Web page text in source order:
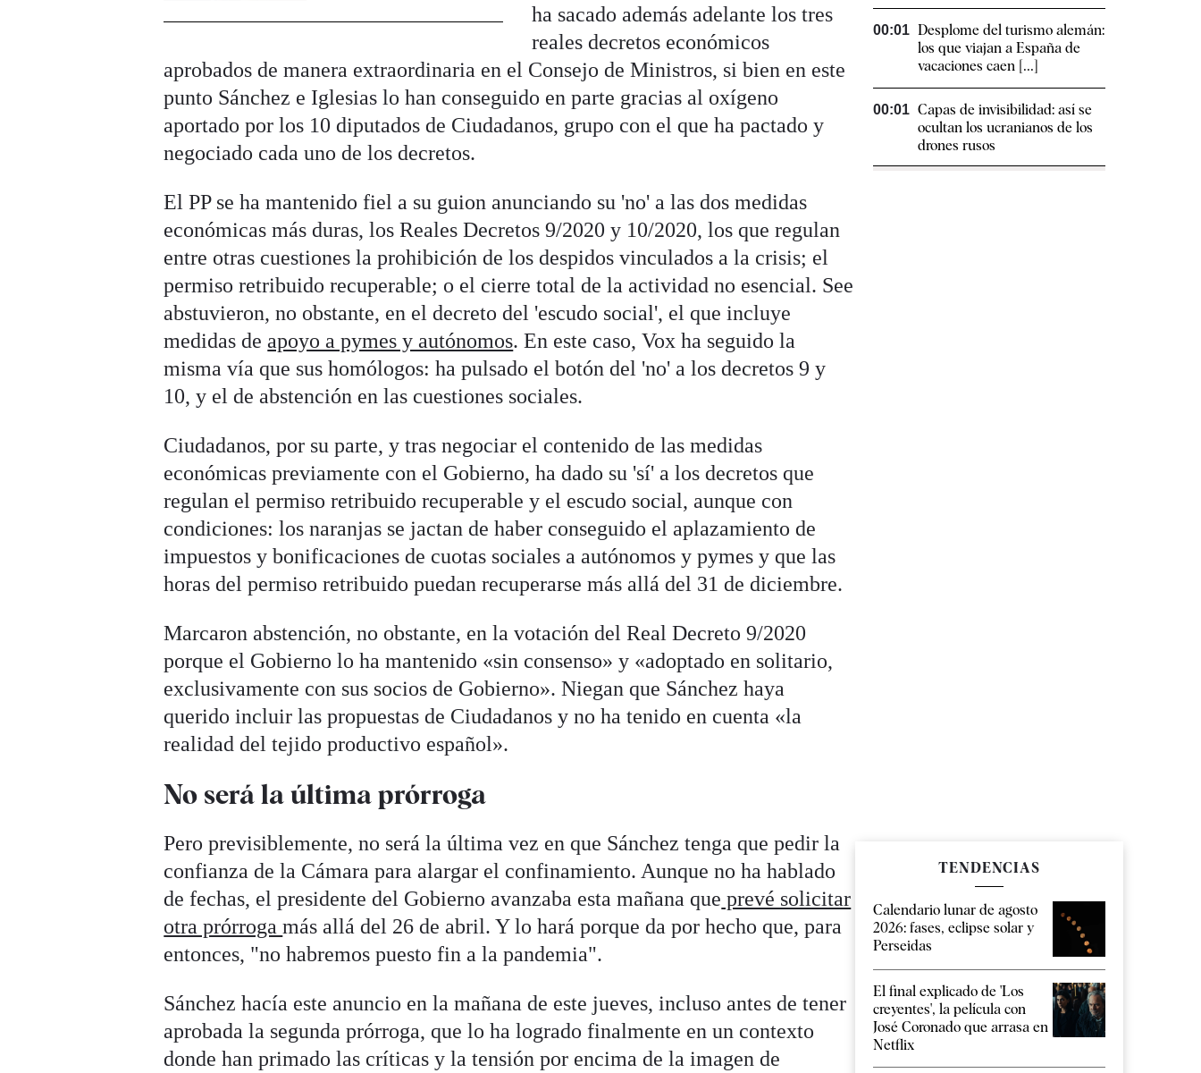
ha sacado además adelante los tres
reales decretos económicos
aprobados de manera extraordinaria en el Consejo de Ministros, si bien en este
punto Sánchez e Iglesias lo han conseguido en parte gracias al oxígeno
aportado por los 10 diputados de Ciudadanos, grupo con el que ha pactado y
negociado cada uno de los decretos.
El PP se ha mantenido fiel a su guion anunciando su 'no' a las dos medidas
económicas más duras, los Reales Decretos 9/2020 y 10/2020, los que regulan
entre otras cuestiones la prohibición de los despidos vinculados a la crisis; el
permiso retribuido recuperable; o el cierre total de la actividad no esencial. See
abstuvieron, no obstante, en el decreto del 'escudo social', el que incluye
medidas de apoyo a pymes y autónomos. En este caso, Vox ha seguido la
misma vía que sus homólogos: ha pulsado el botón del 'no' a los decretos 9 y
10, y el de abstención en las cuestiones sociales.
Ciudadanos, por su parte, y tras negociar el contenido de las medidas
económicas previamente con el Gobierno, ha dado su 'sí' a los decretos que
regulan el permiso retribuido recuperable y el escudo social, aunque con
condiciones: los naranjas se jactan de haber conseguido el aplazamiento de
impuestos y bonificaciones de cuotas sociales a autónomos y pymes y que las
horas del permiso retribuido puedan recuperarse más allá del 31 de diciembre.
Marcaron abstención, no obstante, en la votación del Real Decreto 9/2020
porque el Gobierno lo ha mantenido «sin consenso» y «adoptado en solitario,
exclusivamente con sus socios de Gobierno». Niegan que Sánchez haya
querido incluir las propuestas de Ciudadanos y no ha tenido en cuenta «la
realidad del tejido productivo español».
No será la última prórroga
Pero previsiblemente, no será la última vez en que Sánchez tenga que pedir la
confianza de la Cámara para alargar el confinamiento. Aunque no ha hablado
de fechas, el presidente del Gobierno avanzaba esta mañana que prevé solicitar
otra prórrogamás allá del 26 de abril. Y lo hará porque da por hecho que, para
entonces, "no habremos puesto fin a la pandemia".
Sánchez hacía este anuncio en la mañana de este jueves, incluso antes de tener
aprobada la segunda prórroga, que lo ha logrado finalmente en un contexto
donde han primado las críticas y la tensión por encima de la imagen de
00:01 Desplome del turismo alemán:
los que viajan a España de
vacaciones caen [...]
00:01 Capas de invisibilidad: así se
ocultan los ucranianos de los
drones rusos
TENDENCIAS
Calendario lunar de agosto
2026: fases, eclipse solar y
Perseidas
El final explicado de 'Los
creyentes', la película con
José Coronado que arrasa en
Netflix